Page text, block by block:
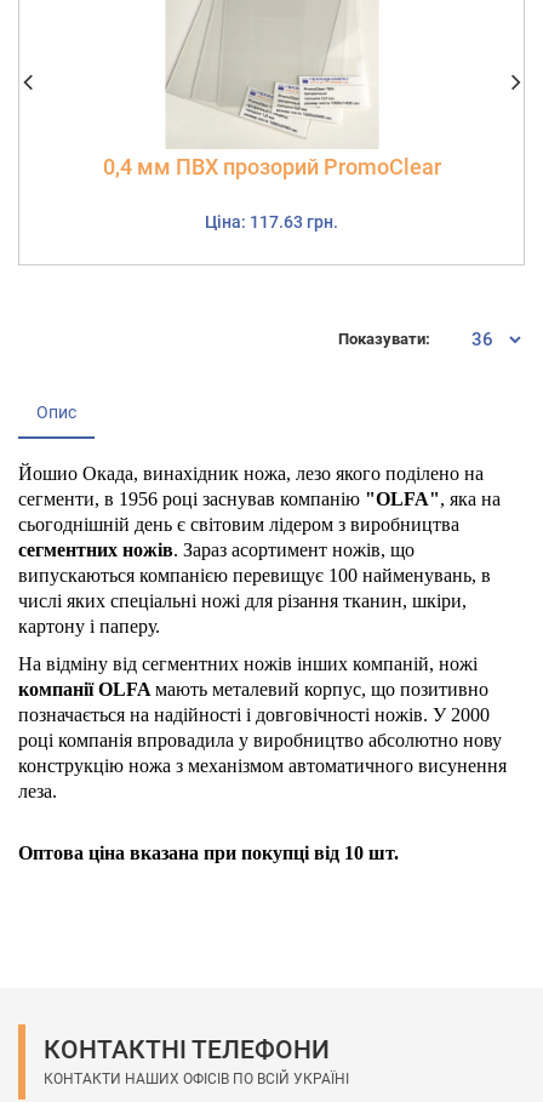
0,4 мм ПВХ прозорий PromoClear
Ціна: 117.63 грн.
Показувати:
Опис
Йошио Окада, винахідник ножа, лезо якого поділено на
сегменти, в 1956 році заснував компанію "OLFA", яка на
сьогоднішній день є світовим лідером з виробництва
сегментних ножів. Зараз асортимент ножів, що
випускаються компанією перевищує 100 найменувань, в
числі яких спеціальні ножі для різання тканин, шкіри,
картону і паперу.
На відміну від сегментних ножів інших компаній, ножі
компанії OLFA мають металевий корпус, що позитивно
позначається на надійності і довговічності ножів. У 2000
році компанія впровадила у виробництво абсолютно нову
конструкцію ножа з механізмом автоматичного висунення
леза.
Оптова ціна вказана при покупці від 10 шт.
КОНТАКТНІ ТЕЛЕФОНИ
КОНТАКТИ НАШИХ ОФІСІВ ПО ВСІЙ УКРАЇНІ